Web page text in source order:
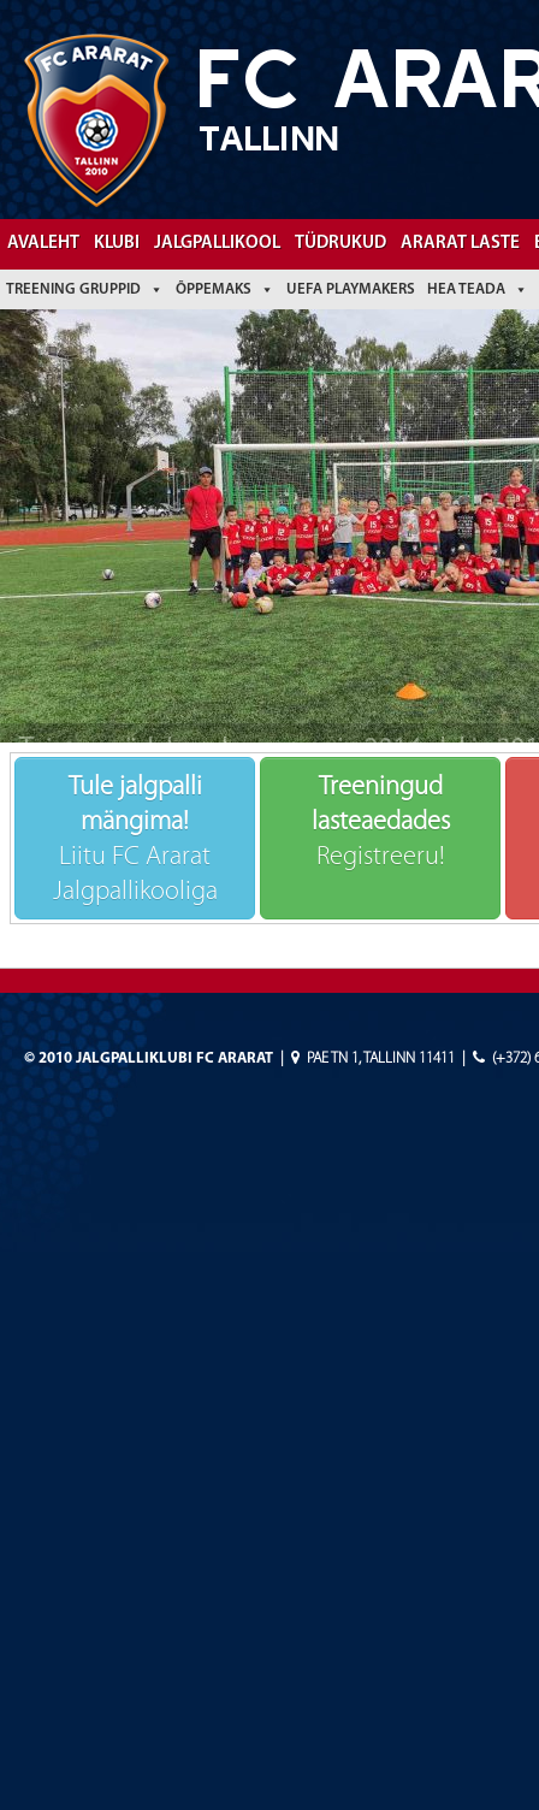
FC
TALLINN
AVALEHT KLUBI JALGPALLIKOOL TÜDRUKUD ARARAT LASTE
TREENING GRUPPID ÕPPEMAKS UEFA PLAYMAKERS HEA TEADA
Tule jalgpalli
mängima!
Liitu FC Ararat
Jalgpallikooliga
Treeningud
lasteaedades
Registreeru!
© 2010 JALGPALLIKLUBI FC ARARAT PAE TN 1, TALLINN 11411 (+372)